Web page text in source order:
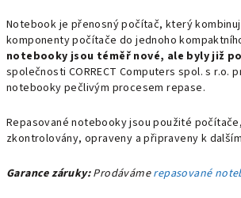
Notebook je přenosný počítač, který
komponenty počítače do jednoho
notebooky jsou téměř nové, ale byly již
společnosti CORRECT Computers spol. s r.o.
notebooky pečlivým procesem repase.
Repasované notebooky jsou použité
zkontrolovány, opraveny a připraveny k
Garance záruky:Prodávámerepasované